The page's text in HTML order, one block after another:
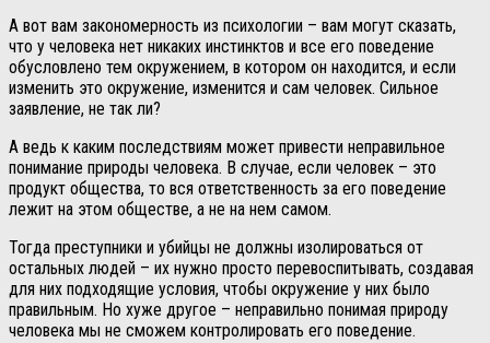
А вот вам закономерность из психологии – вам могут сказать,
что у человека нет никаких инстинктов и все его поведение
обусловлено тем окружением, в котором он находится, и если
изменить это окружение, изменится и сам человек. Сильное
заявление, не так ли?
А ведь к каким последствиям может привести неправильное
понимание природы человека. В случае, если человек – это
продукт общества, то вся ответственность за его поведение
лежит на этом обществе, а не на нем самом.
Тогда преступники и убийцы не должны изолироваться от
остальных людей – их нужно просто перевоспитывать, создавая
для них подходящие условия, чтобы окружение у них было
правильным. Но хуже другое – неправильно понимая природу
человека мы не сможем контролировать его поведение.